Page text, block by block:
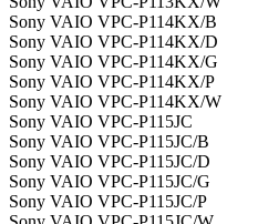
Sony VAIO VPC-P114KX/B
Sony VAIO VPC-P114KX/D
Sony VAIO VPC-P114KX/G
Sony VAIO VPC-P114KX/P
Sony VAIO VPC-P114KX/W
Sony VAIO VPC-P115JC
Sony VAIO VPC-P115JC/B
Sony VAIO VPC-P115JC/D
Sony VAIO VPC-P115JC/G
Sony VAIO VPC-P115JC/P